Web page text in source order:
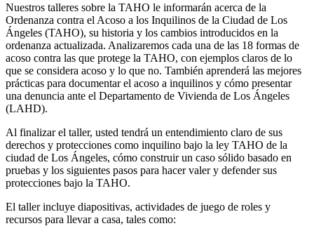
Nuestros talleres sobre la TAHO le informarán acerca de la
Ordenanza contra el Acoso a los Inquilinos de la Ciudad de Los
Ángeles (TAHO), su historia y los cambios introducidos en la
ordenanza actualizada. Analizaremos cada una de las 18 formas de
acoso contra las que protege la TAHO, con ejemplos claros de lo
que se considera acoso y lo que no. También aprenderá las mejores
prácticas para documentar el acoso a inquilinos y cómo presentar
una denuncia ante el Departamento de Vivienda de Los Ángeles
(LAHD).
Al finalizar el taller, usted tendrá un entendimiento claro de sus
derechos y protecciones como inquilino bajo la ley TAHO de la
ciudad de Los Ángeles, cómo construir un caso sólido basado en
pruebas y los siguientes pasos para hacer valer y defender sus
protecciones bajo la TAHO.
El taller incluye diapositivas, actividades de juego de roles y
recursos para llevar a casa, tales como: